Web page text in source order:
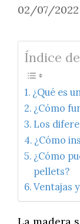
02/07/2022
Índice
¿Qué es
¿Cómo
Los
¿Cómo
¿Cómo
pellets?
Ventajas